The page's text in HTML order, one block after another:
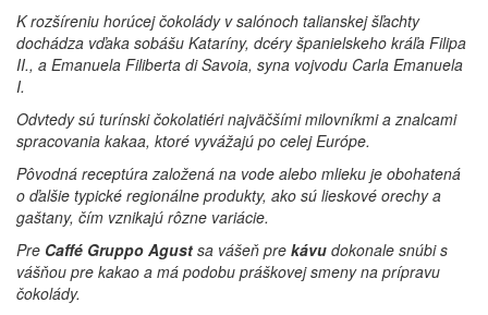
K rozšíreniu horúcej čokolády v salónoch talianskej šľachty
dochádza vďaka sobášu Kataríny, dcéry španielskeho kráľa Filipa
II., a Emanuela Filiberta di Savoia, syna vojvodu Carla Emanuela
I.
Odvtedy sú turínski čokolatiéri najväčšími milovníkmi a znalcami
spracovania kakaa, ktoré vyvážajú po celej Európe.
Pôvodná receptúra založená na vode alebo mlieku je obohatená
o ďalšie typické regionálne produkty, ako sú lieskové orechy a
gaštany, čím vznikajú rôzne variácie.
Pre Caffé Gruppo Agust sa vášeň pre kávu dokonale snúbi s
vášňou pre kakao a má podobu práškovej smeny na prípravu
čokolády.